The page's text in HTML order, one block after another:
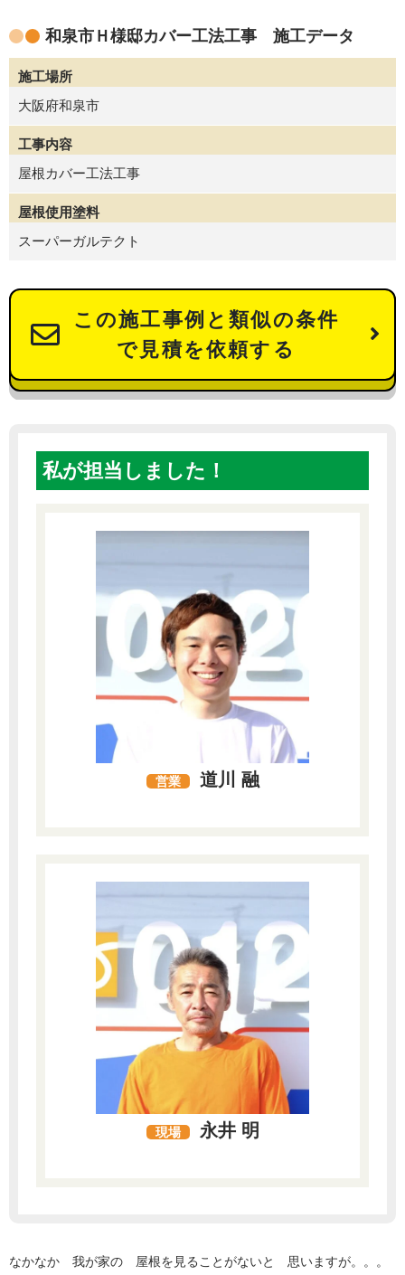
和泉市Ｈ様邸カバー工法工事 施工データ
施工場所
大阪府和泉市
工事内容
屋根カバー工法工事
屋根使用塗料
スーパーガルテクト
この施工事例と類似の条件
で見積を依頼する
私が担当しました！
営業 道川 融
現場 永井 明
なかなか 我が家の 屋根を見ることがないと 思いますが。。。